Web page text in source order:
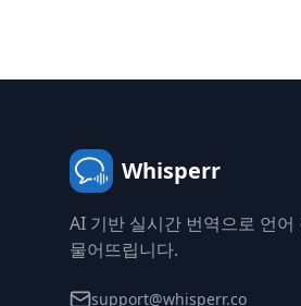
Whisperr
AI 기반 실시간 번역으로 언어
물어뜨립니다.
support@whisperr.co